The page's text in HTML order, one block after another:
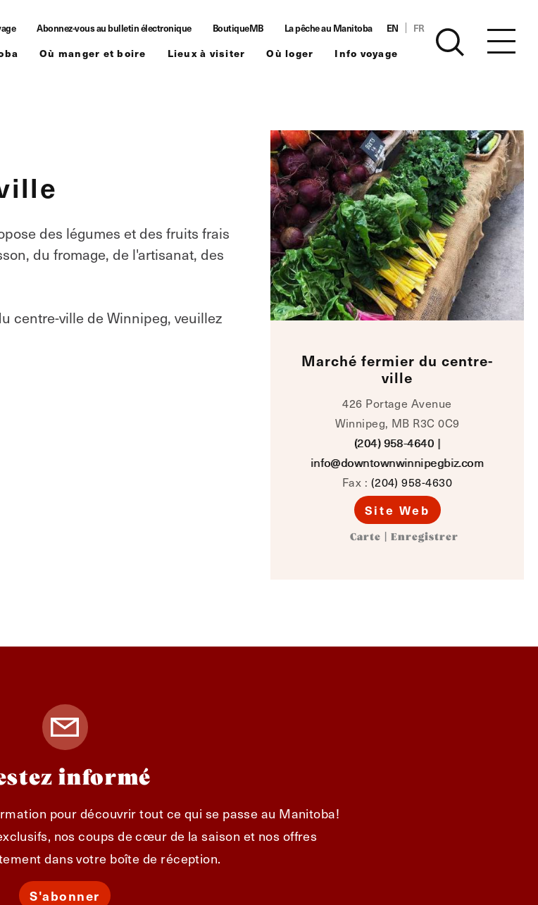
Abonnez-vous au bulletin électronique BoutiqueMB La pêche au Manitoba FR
EN
Où manger et boire Lieux à visiter Où loger Info voyage
Marché fermier du centre-
ville
426 Portage Avenue
Winnipeg, MB R3C 0C9
(204) 958-4640 |
info@downtownwinnipegbiz.com
Fax : (204) 958-4630
Site Web
Carte Enregistrer
des légumes et des fruits frais
du fromage, de l'artisanat, des
centre-ville de Winnipeg, veuillez
informé
pour découvrir tout ce qui se passe au Manitoba!
nos coups de cœur de la saison et nos offres
dans votre boîte de réception.
S'abonner